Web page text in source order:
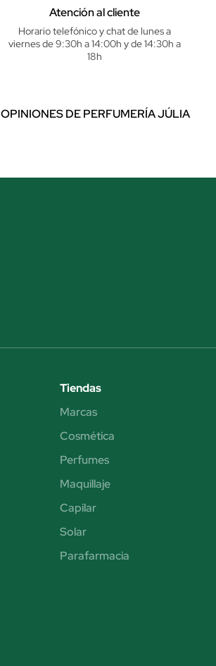
Atención al cliente
Horario telefónico y chat de lunes a
viernes de 9:30h a 14:00h y de 14:30h a
18h
OPINIONES DE PERFUMERÍA JÚLIA
Tiendas
Marcas
Cosmética
Perfumes
Maquillaje
Capilar
Solar
Parafarmacia